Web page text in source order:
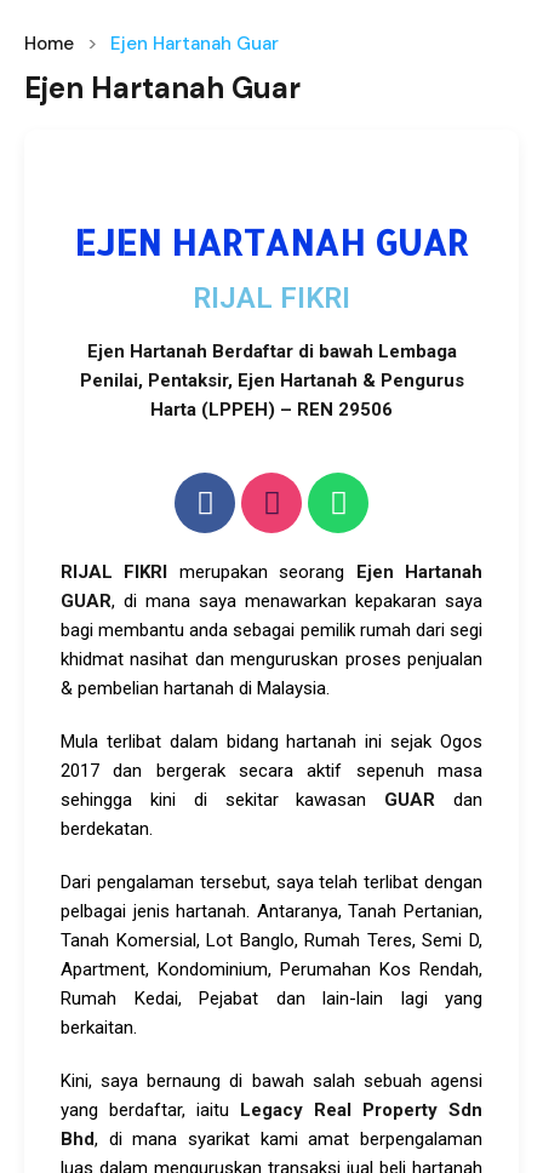
Home Ejen Hartanah Guar
Ejen Hartanah Guar
EJEN HARTANAH GUAR
RIJAL FIKRI
Ejen Hartanah Berdaftar di bawah Lembaga
Penilai, Pentaksir, Ejen Hartanah & Pengurus
Harta (LPPEH) – REN 29506
RIJAL FIKRI merupakan seorang Ejen Hartanah
GUAR, di mana saya menawarkan kepakaran saya
bagi membantu anda sebagai pemilik rumah dari segi
khidmat nasihat dan menguruskan proses penjualan
& pembelian hartanah di Malaysia.
Mula terlibat dalam bidang hartanah ini sejak Ogos
2017 dan bergerak secara aktif sepenuh masa
sehingga kini di sekitar kawasan GUAR
dan
berdekatan.
Dari pengalaman tersebut, saya telah terlibat dengan
pelbagai jenis hartanah. Antaranya, Tanah Pertanian,
Tanah Komersial, Lot Banglo, Rumah Teres, Semi D,
Apartment, Kondominium, Perumahan Kos Rendah,
Rumah Kedai, Pejabat dan lain-lain lagi yang
berkaitan.
Kini, saya bernaung di bawah salah sebuah agensi
yang berdaftar, iaitu Legacy Real Property Sdn
Bhd, di mana syarikat kami amat berpengalaman
luas dalam menguruskan transaksi jual beli hartanah